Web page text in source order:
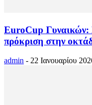
EuroCup Γυναικών:
πρόκριση στην
admin - 22 Ιανουαρίου